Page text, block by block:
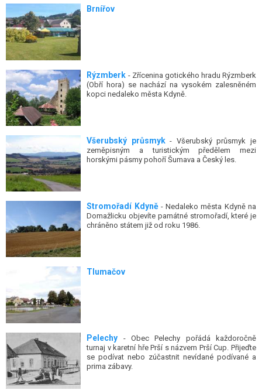
Brnířov
Rýzmberk - Zřícenina gotického hradu Rýzmberk
(Obří hora) se nachází na vysokém zalesněném
kopci nedaleko města Kdyně.
Všerubský průsmyk- Všerubský průsmyk je
zeměpisným a turistickým předělem mezi
horskými pásmy pohoří Šumava a Český les.
Stromořadí Kdyně- Nedaleko města Kdyně na
Domažlicku objevíte památné stromořadí, které je
chráněno státem již od roku 1986.
Tlumačov
Pelechy - Obec Pelechy pořádá každoročně
turnaj v karetní hře Prší s názvem Prší Cup. Přijeďte
se podívat nebo zúčastnit nevídané podívané a
prima zábavy.